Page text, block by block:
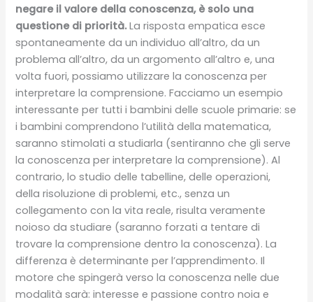
negare il valore della conoscenza, è solo una
questione di priorità.La risposta empatica esce
spontaneamente da un individuo all’altro, da un
problema all’altro, da un argomento all’altro e, una
volta fuori, possiamo utilizzare la conoscenza per
interpretare la comprensione. Facciamo un esempio
interessante per tutti i bambini delle scuole primarie: se
i bambini comprendono l’utilità della matematica,
saranno stimolati a studiarla (sentiranno che gli serve
la conoscenza per interpretare la comprensione). Al
contrario, lo studio delle tabelline, delle operazioni,
della risoluzione di problemi, etc., senza un
collegamento con la vita reale, risulta veramente
noioso da studiare (saranno forzati a tentare di
trovare la comprensione dentro la conoscenza). La
differenza è determinante per l’apprendimento. Il
motore che spingerà verso la conoscenza nelle due
modalità sarà: interesse e passione contro noia e